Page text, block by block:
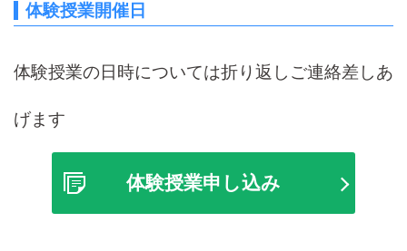
体験授業開催日
体験授業の日時については折り返しご連絡差しあ
げます
体験授業申し込み